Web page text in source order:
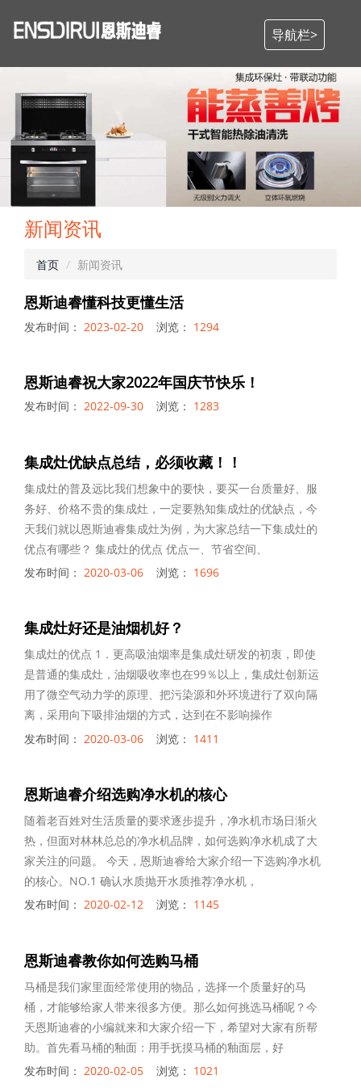
导航栏>
新闻资讯
首页 新闻资讯
恩斯迪睿懂科技更懂生活
发布时间： 2023-02-20 浏览： 1294
恩斯迪睿祝大家2022年国庆节快乐！
发布时间： 2022-09-30 浏览： 1283
集成灶优缺点总结，必须收藏！！
集成灶的普及远比我们想象中的要快，要买一台质量好、服
务好、价格不贵的集成灶，一定要熟知集成灶的优缺点，今
天我们就以恩斯迪睿集成灶为例，为大家总结一下集成灶的
优点有哪些？ 集成灶的优点 优点一、节省空间、
发布时间： 2020-03-06 浏览： 1696
集成灶好还是油烟机好？
集成灶的优点 1．更高吸油烟率是集成灶研发的初衷，即使
是普通的集成灶，油烟吸收率也在99％以上，集成灶创新运
用了微空气动力学的原理、把污染源和外环境进行了双向隔
离，采用向下吸排油烟的方式，达到在不影响操作
发布时间： 2020-03-06 浏览： 1411
恩斯迪睿介绍选购净水机的核心
随着老百姓对生活质量的要求逐步提升，净水机市场日渐火
热，但面对林林总总的净水机品牌，如何选购净水机成了大
家关注的问题。 今天，恩斯迪睿给大家介绍一下选购净水机
的核心。NO.1 确认水质抛开水质推荐净水机，
发布时间： 2020-02-12 浏览： 1145
恩斯迪睿教你如何选购马桶
马桶是我们家里面经常使用的物品，选择一个质量好的马
桶，才能够给家人带来很多方便。那么如何挑选马桶呢？今
天恩斯迪睿的小编就来和大家介绍一下，希望对大家有所帮
助。首先看马桶的釉面：用手抚摸马桶的釉面层，好
发布时间： 2020-02-05 浏览： 1021